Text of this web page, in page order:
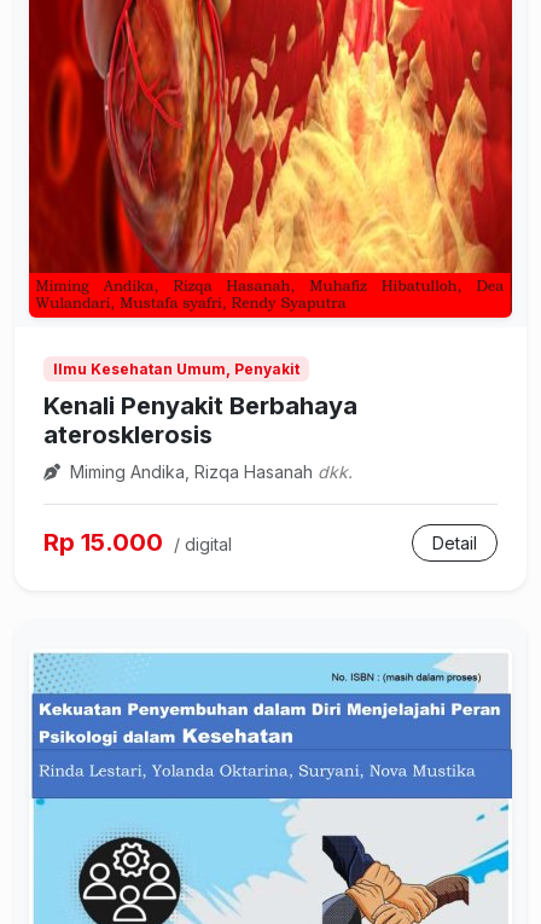
Ilmu Kesehatan Umum, Penyakit
Kenali Penyakit Berbahaya
aterosklerosis
Miming Andika, Rizqa Hasanah dkk.
Rp 15.000 / digital Detail